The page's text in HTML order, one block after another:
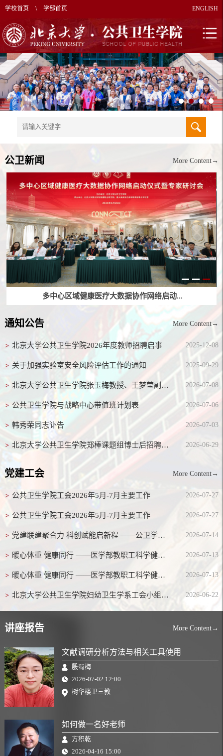
学校首页 \ 学部首页 ENGLISH
公卫新闻 More Content→
多中心区域健康医疗大数据协作网络启动...
通知公告 More Content→
北京大学公共卫生学院2026年度教师招聘启事 2025-12-08
关于加强实验室安全风险评估工作的通知 2025-09-29
北京大学公共卫生学院张玉梅教授、王梦莹副研究员课题组博士后招聘启事 2026-07-08
公共卫生学院与战略中心带值班计划表 2026-07-06
韩秀荣同志讣告 2026-07-03
北京大学公共卫生学院郑棒课题组博士后招聘启事 2026-06-29
党建工会 More Content→
公共卫生学院工会2026年5月-7月主要工作 2026-07-27
公共卫生学院工会2026年5月-7月主要工作 2026-07-27
党建联建聚合力 科创赋能启新程 ——公卫学院流统系联合多家单位参观小米汽车超级工厂 2026-07-14
暖心体重 健康同行 ——医学部教职工科学健康体重管理项目启动纪实 2026-07-13
暖心体重 健康同行 ——医学部教职工科学健康体重管理项目启动纪实 2026-07-13
北京大学公共卫生学院妇幼卫生学系工会小组举办2026年“妇幼思享荟 知识绽芳菲”- 中国妇女儿童博物馆参观活动 2026-06-22
讲座报告 More Content→
文献调研分析方法与相关工具使用
殷蜀梅
2026-07-02 12:00
树华楼卫三教
如何做一名好老师
方积乾
2026-04-16 15:00